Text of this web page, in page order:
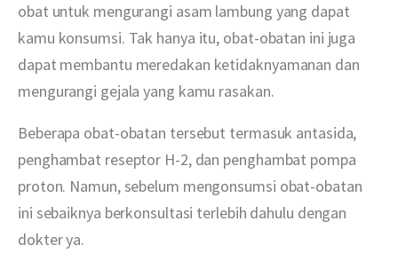
obat untuk mengurangi asam lambung yang dapat
kamu konsumsi. Tak hanya itu, obat-obatan ini juga
dapat membantu meredakan ketidaknyamanan dan
mengurangi gejala yang kamu rasakan.
Beberapa obat-obatan tersebut termasuk antasida,
penghambat reseptor H-2, dan penghambat pompa
proton. Namun, sebelum mengonsumsi obat-obatan
ini sebaiknya berkonsultasi terlebih dahulu dengan
dokter ya.